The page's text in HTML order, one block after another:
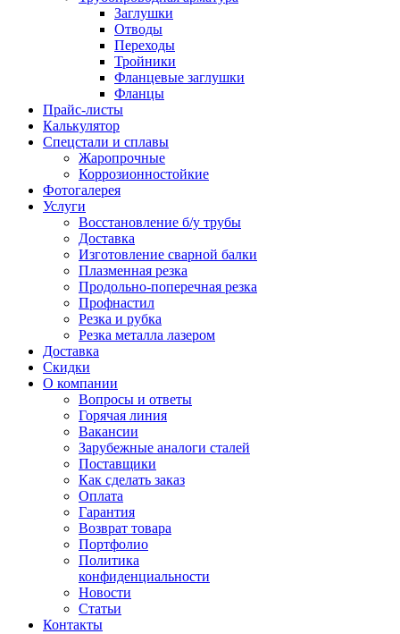
Заглушки
Отводы
Переходы
Тройники
Фланцевые заглушки
Фланцы
Прайс-листы
Калькулятор
Спецстали и сплавы
Жаропрочные
Коррозионностойкие
Фотогалерея
Услуги
Восстановление б/у трубы
Доставка
Изготовление сварной балки
Плазменная резка
Продольно-поперечная резка
Профнастил
Резка и рубка
Резка металла лазером
Доставка
Скидки
О компании
Вопросы и ответы
Горячая линия
Вакансии
Зарубежные аналоги сталей
Поставщики
Как сделать заказ
Оплата
Гарантия
Возврат товара
Портфолио
Политика
конфиденциальности
Новости
Статьи
Контакты